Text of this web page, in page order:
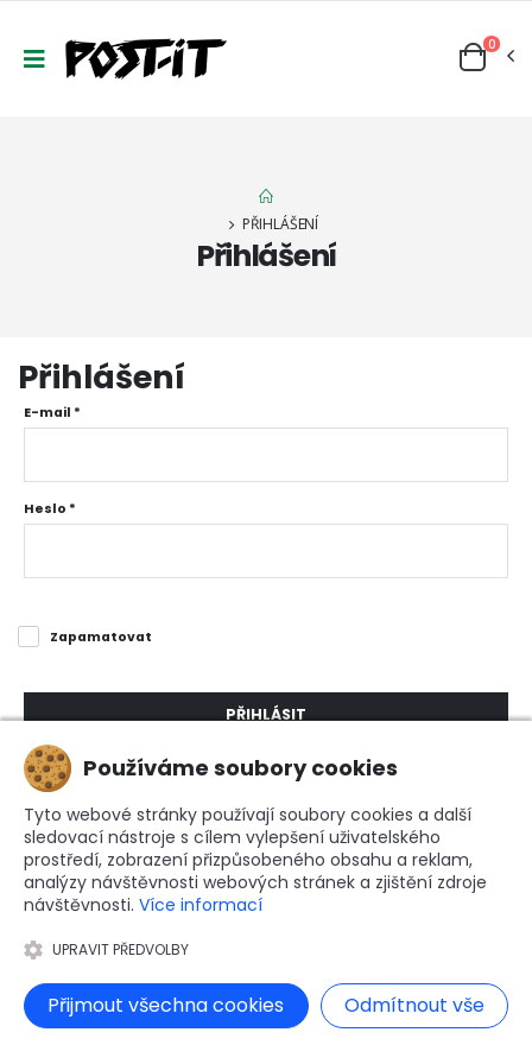
0
Přihlášení
PŘIHLÁŠENÍ
Přihlášení
E-mail *
Heslo *
Zapamatovat
PŘIHLÁSIT
© 2026. POST-IT.MERCH. Všechna práva vyhrazena.
Používáme soubory cookies
Tyto webové stránky používají soubory cookies a další
sledovací nástroje s cílem vylepšení uživatelského
prostředí, zobrazení přizpůsobeného obsahu a reklam,
analýzy návštěvnosti webových stránek a zjištění zdroje
návštěvnosti. Více informací
UPRAVIT PŘEDVOLBY
Přijmout všechna cookies Odmítnout vše